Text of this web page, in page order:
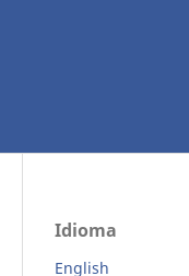
Idioma
English